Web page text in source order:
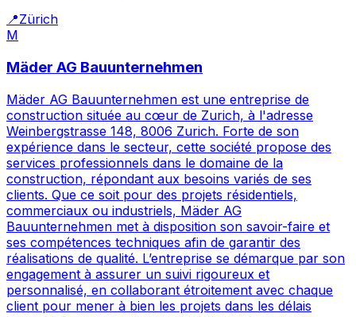
📍Zürich
M
Mäder AG Bauunternehmen
Mäder AG Bauunternehmen est une entreprise de
construction située au cœur de Zurich, à l'adresse
Weinbergstrasse 148, 8006 Zurich. Forte de son
expérience dans le secteur, cette société propose des
services professionnels dans le domaine de la
construction, répondant aux besoins variés de ses
clients. Que ce soit pour des projets résidentiels,
commerciaux ou industriels, Mäder AG
Bauunternehmen met à disposition son savoir-faire et
ses compétences techniques afin de garantir des
réalisations de qualité. L’entreprise se démarque par son
engagement à assurer un suivi rigoureux et
personnalisé, en collaborant étroitement avec chaque
client pour mener à bien les projets dans les délais